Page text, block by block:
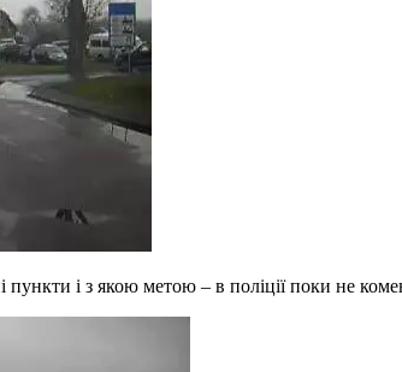
і з якою метою – в поліції поки не